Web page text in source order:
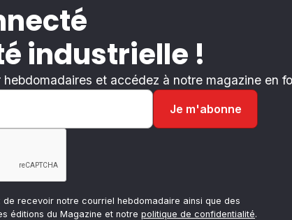
industrielle !
hebdomadaires et accédez à notre magazine en
de recevoir notre courriel hebdomadaire ainsi que des
éditions du Magazine et notre politique de confidentialité.